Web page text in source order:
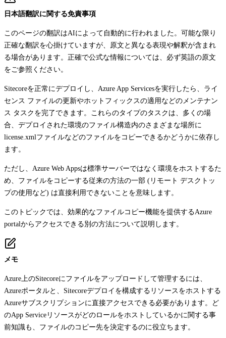
日本語翻訳に関する免責事項
このページの翻訳はAIによって自動的に行われました。可能な限り
正確な翻訳を心掛けていますが、原文と異なる表現や解釈が含まれ
る場合があります。正確で公式な情報については、必ず英語の原文
をご参照ください。
Sitecoreを正常にデプロイし、Azure App Servicesを実行したら、ライ
センス ファイルの更新やホットフィックスの適用などのメンテナン
ス タスクを完了できます。これらのタイプのタスクは、多くの場
合、デプロイされた環境のファイル構造内のさまざまな場所に
license.xml ファイルなどのファイルをコピーできるかどうかに依存し
ます。
ただし、Azure Web Appsは標準サーバーではなく環境をホストするた
め、ファイルをコピーする従来の方法の一部 (リモート デスクトッ
プの使用など) は直接利用できないことを意味します。
このトピックでは、効果的なファイルコピー機能を提供するAzure
portalからアクセスできる別の方法について説明します。
メモ
Azure上のSitecoreにファイルをアップロードして管理するには、
Azureポータルと、Sitecoreデプロイを構成するリソースをホストする
Azureサブスクリプションに直接アクセスできる必要があります。ど
のApp Serviceリソースがどのロールをホストしているかに関する事
前知識も、ファイルのコピー先を決定するのに役立ちます。